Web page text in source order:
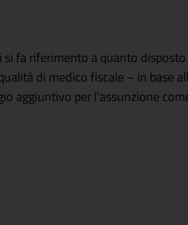
fa riferimento a quanto
di medico fiscale – in base
aggiuntivo per l’assunzione